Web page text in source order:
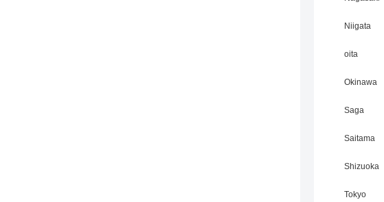
Niigata
oita
Okinawa
Saga
Saitama
Shizuoka
Tokyo